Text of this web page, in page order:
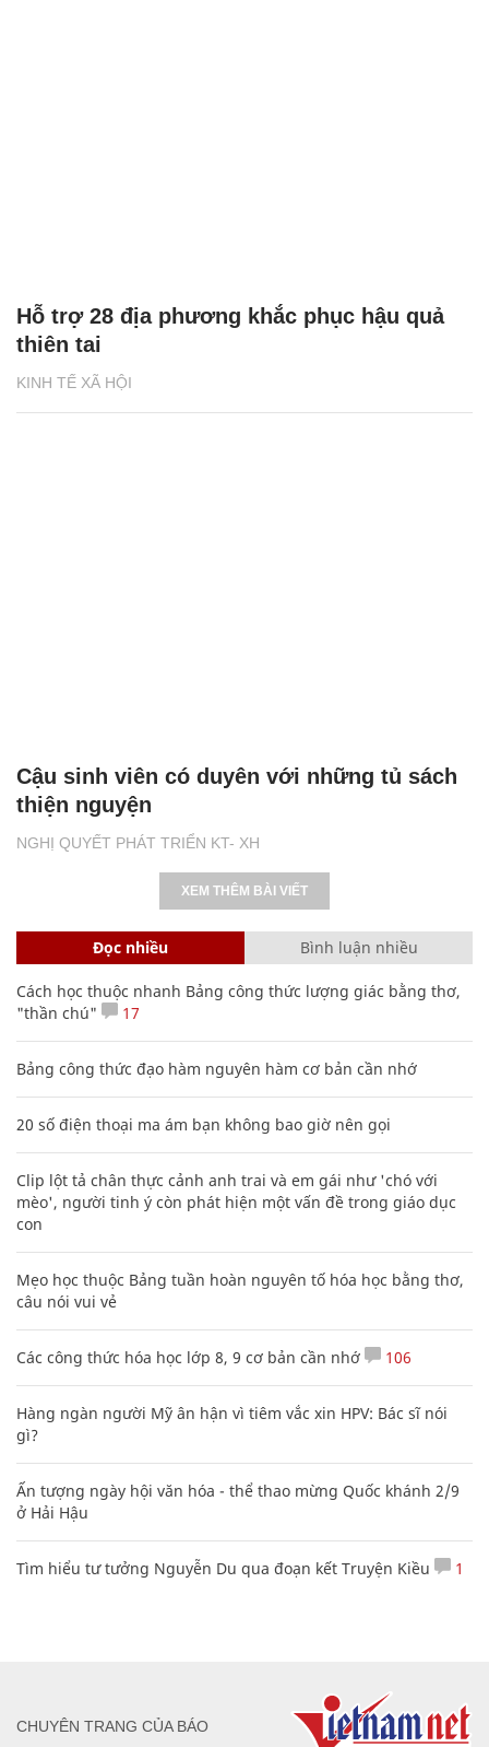
KINH TẾ XÃ HỘI
Hỗ trợ 28 địa phương khắc phục hậu quả
thiên tai
NGHỊ QUYẾT PHÁT TRIỂN KT- XH
Cậu sinh viên có duyên với những tủ sách
thiện nguyện
XEM THÊM BÀI VIẾT
Đọc nhiều Bình luận nhiều
Cách học thuộc nhanh Bảng công thức lượng giác bằng thơ,
"thần chú"
17
Bảng công thức đạo hàm nguyên hàm cơ bản cần nhớ
20 số điện thoại ma ám bạn không bao giờ nên gọi
Clip lột tả chân thực cảnh anh trai và em gái như 'chó với
mèo', người tinh ý còn phát hiện một vấn đề trong giáo dục
con
Mẹo học thuộc Bảng tuần hoàn nguyên tố hóa học bằng thơ,
câu nói vui vẻ
Các công thức hóa học lớp 8, 9 cơ bản cần nhớ 106
Hàng ngàn người Mỹ ân hận vì tiêm vắc xin HPV: Bác sĩ nói
gì?
Ấn tượng ngày hội văn hóa - thể thao mừng Quốc khánh 2/9
ở Hải Hậu
Tìm hiểu tư tưởng Nguyễn Du qua đoạn kết Truyện Kiều 1
CHUYÊN TRANG CỦA BÁO